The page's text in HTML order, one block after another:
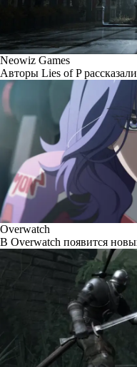
Neowiz Games
Авторы Lies of P
Overwatch
В Overwatch появится